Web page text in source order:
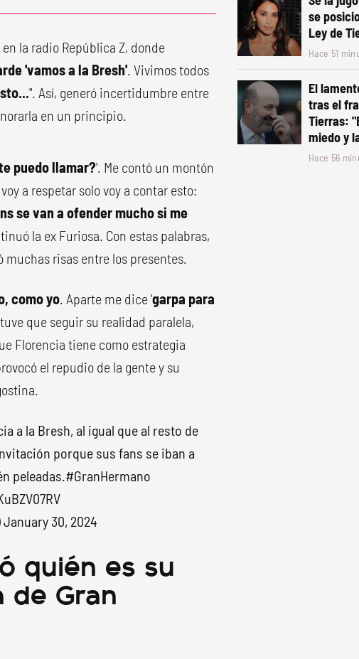
en la radio República Z, donde
'vamos a la Bresh'. Vivimos todos
". Así, generó incertidumbre entre
en un principio.
puedo llamar?'. Me contó un montón
a respetar solo voy a contar esto:
se van a ofender mucho si me
la ex Furiosa. Con estas palabras,
risas entre los presentes.
como yo. Aparte me dice 'garpa para
que seguir su realidad paralela,
Florencia tiene como estrategia
el repudio de la gente y su
a la Bresh, al igual que al resto de
porque sus fans se iban a
peleadas.#GranHermano
January 30, 2024
quién es su
Gran
se
Ley de
Hace 51
El
tras el
Tierras:
miedo y
Hace 56